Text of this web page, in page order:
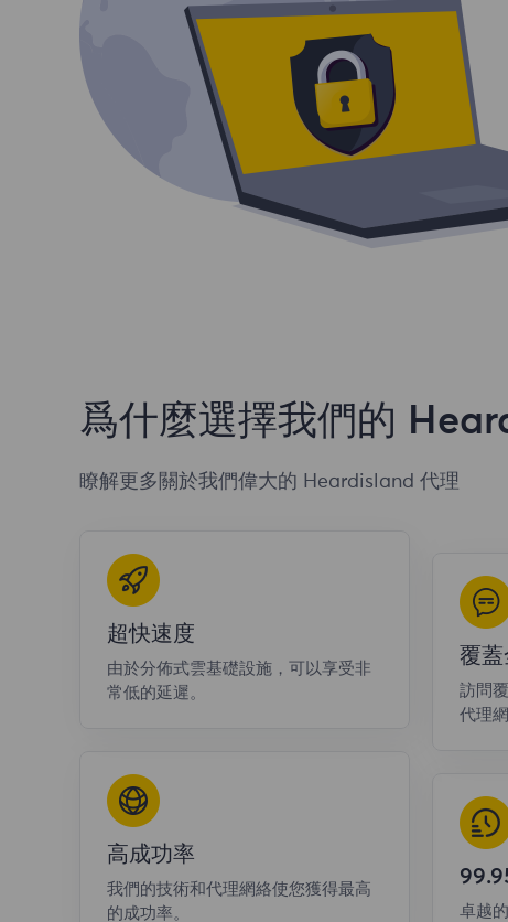
爲什麼選擇我們的
瞭解更多關於我們偉大的 Heardisland 代理
超快速度
由於分佈式雲基礎設施，可以享受非
常低的延遲。
高成功率
我們的技術和代理網絡使您獲得最高
的成功率。
覆蓋
訪問
代理網
卓越